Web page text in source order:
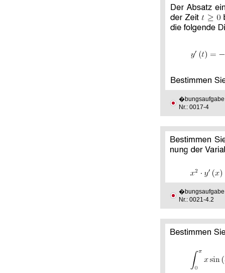
�bungsaufgabe
Nr.: 0017-4
�bungsaufgabe
Nr.: 0021-4.2